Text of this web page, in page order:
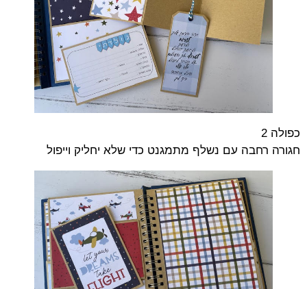
כפולה 2
חגורה רחבה עם נשלף מתמגנט כדי שלא יחליק וייפול